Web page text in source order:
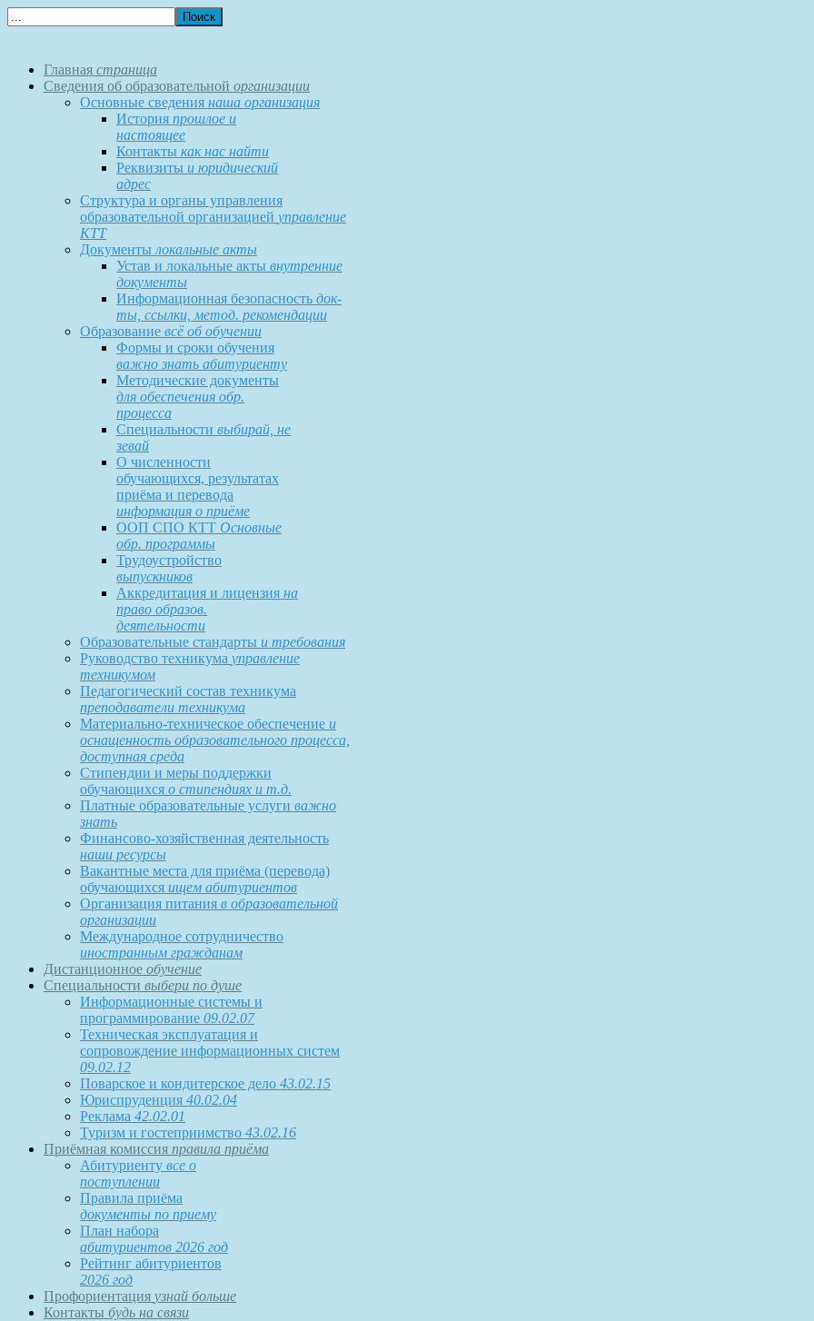
Главная страница
Сведения об образовательной организации
Основные сведения наша организация
История прошлое и
настоящее
Контакты как нас найти
Реквизиты и юридический
адрес
Структура и органы управления
образовательной организацией управление
КТТ
Документы локальные акты
Устав и локальные акты внутренние
документы
Информационная безопасность док-
ты, ссылки, метод. рекомендации
Образование всё об обучении
Формы и сроки обучения
важно знать абитуриенту
Методические документы
для обеспечения обр.
процесса
Специальности выбирай, не
зевай
О численности
обучающихся, результатах
приёма и перевода
информация о приёме
ООП СПО КТТ Основные
обр. программы
Трудоустройство
выпускников
Аккредитация и лицензия на
право образов.
деятельности
Образовательные стандарты и требования
Руководство техникума управление
техникумом
Педагогический состав техникума
преподаватели техникума
Материально-техническое обеспечение и
оснащенность образовательного процесса,
доступная среда
Стипендии и меры поддержки
обучающихся о стипендиях и т.д.
Платные образовательные услуги важно
знать
Финансово-хозяйственная деятельность
наши ресурсы
Вакантные места для приёма (перевода)
обучающихся ищем абитуриентов
Организация питания в образовательной
организации
Международное сотрудничество
иностранным гражданам
Дистанционное обучение
Специальности выбери по душе
Информационные системы и
программирование 09.02.07
Техническая эксплуатация и
сопровождение информационных систем
09.02.12
Поварское и кондитерское дело 43.02.15
Юриспруденция 40.02.04
Реклама 42.02.01
Туризм и гостеприимство 43.02.16
Приёмная комиссия правила приёма
Абитуриенту все о
поступлении
Правила приёма
документы по приему
План набора
абитуриентов 2026 год
Рейтинг абитуриентов
2026 год
Профориентация узнай больше
Контакты будь на связи